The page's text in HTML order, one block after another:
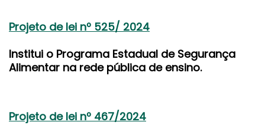
Projeto de lei nº 525/ 2024
Institui o Programa Estadual de Segurança
Alimentar na rede pública de ensino.
Projeto de lei nº 467/2024